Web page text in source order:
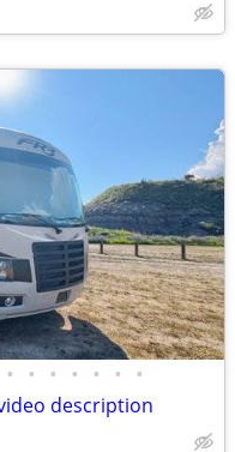
• • • • • • •
video description